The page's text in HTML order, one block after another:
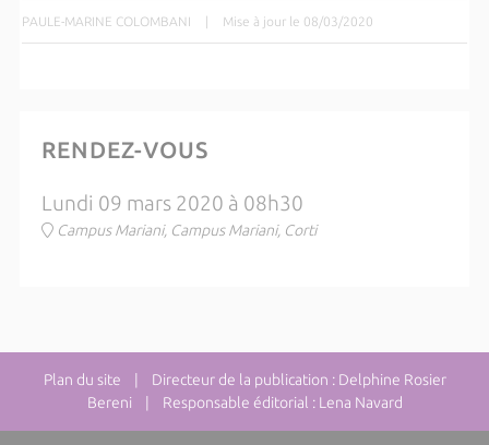
PAULE-MARINE COLOMBANI | Mise à jour le 08/03/2020
RENDEZ-VOUS
Lundi 09 mars 2020 à 08h30
Campus Mariani, Campus Mariani, Corti
Plan du site | Directeur de la publication : Delphine Rosier
Bereni | Responsable éditorial : Lena Navard